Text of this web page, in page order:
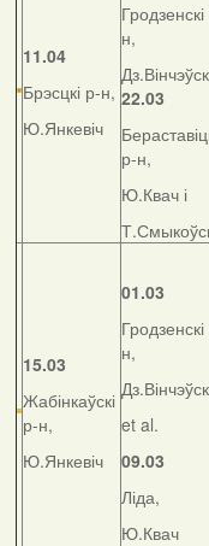
11.04
Брэсцкі р-н,
Ю.Янкевіч
н,
22.03
р-н,
Ю.Квач і
15.03
Жабінкаўскі
р-н,
Ю.Янкевіч
01.03
н,
et al.
09.03
Ліда,
Ю.Квач